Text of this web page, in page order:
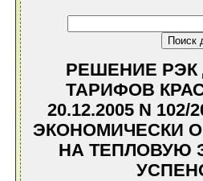
РЕШЕНИЕ РЭК
ТАРИФОВ
20.12.2005 N
ЭКОНОМИЧЕСКИ
НА ТЕПЛОВУЮ